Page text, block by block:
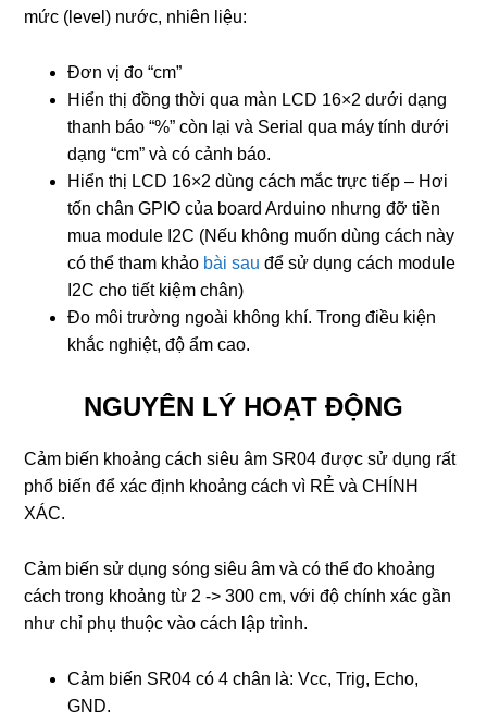
mức (level) nước, nhiên liệu:
Đơn vị đo “cm”
Hiển thị đồng thời qua màn LCD 16×2 dưới dạng
thanh báo “%” còn lại và Serial qua máy tính dưới
dạng “cm” và có cảnh báo.
Hiển thị LCD 16×2 dùng cách mắc trực tiếp – Hơi
tốn chân GPIO của board Arduino nhưng đỡ tiền
mua module I2C (Nếu không muốn dùng cách này
có thể tham khảo bài sau để sử dụng cách module
I2C cho tiết kiệm chân)
Đo môi trường ngoài không khí. Trong điều kiện
khắc nghiệt, độ ẩm cao.
NGUYÊN LÝ HOẠT ĐỘNG
Cảm biến khoảng cách siêu âm SR04 được sử dụng rất
phổ biến để xác định khoảng cách vì RẺ và CHÍNH
XÁC.
Cảm biến sử dụng sóng siêu âm và có thể đo khoảng
cách trong khoảng từ 2 -> 300 cm, với độ chính xác gần
như chỉ phụ thuộc vào cách lập trình.
Cảm biến SR04 có 4 chân là: Vcc, Trig, Echo,
GND.